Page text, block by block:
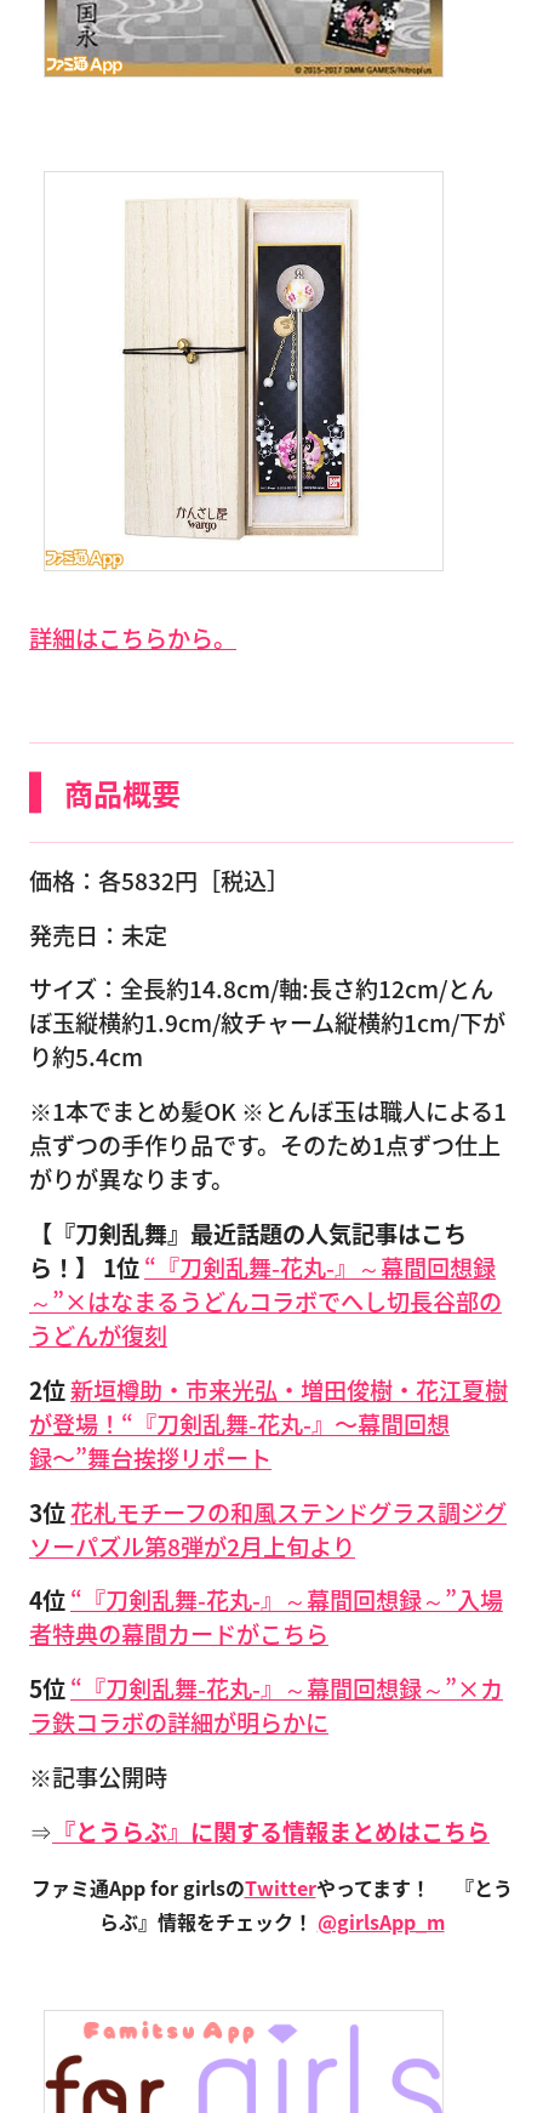
詳細はこちらから。
商品概要
価格：各5832円［税込］
発売日：未定
サイズ：全長約14.8cm/軸:長さ約12cm/とん
ぼ玉縦横約1.9cm/紋チャーム縦横約1cm/下が
り約5.4cm
※1本でまとめ髪OK ※とんぼ玉は職人による1
点ずつの手作り品です。そのため1点ずつ仕上
がりが異なります。
【『刀剣乱舞』最近話題の人気記事はこち
ら！】
1位“『刀剣乱舞-花丸-』～幕間回想録
～”×はなまるうどんコラボでへし切長谷部の
うどんが復刻
2位新垣樽助・市来光弘・増田俊樹・花江夏樹
が登場！“『刀剣乱舞-花丸-』〜幕間回想
録〜”舞台挨拶リポート
3位花札モチーフの和風ステンドグラス調ジグ
ソーパズル第8弾が2月上旬より
4位“『刀剣乱舞-花丸-』～幕間回想録～”入場
者特典の幕間カードがこちら
5位“『刀剣乱舞-花丸-』～幕間回想録～”×カ
ラ鉄コラボの詳細が明らかに
※記事公開時
⇒ 『とうらぶ』に関する情報まとめはこちら
ファミ通App for girlsのTwitterやってます！
『とう
らぶ』情報をチェック！ @girlsApp_m